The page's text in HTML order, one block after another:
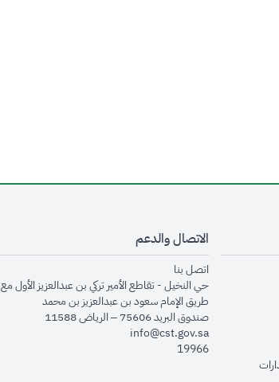
opens
opens in new window
الاتصال والدعم
اتصل بنا
حي النخيل - تقاطع الأمير تركي بن عبدالعزيز الأول مع
طريق الإمام سعود بن عبدالعزيز بن محمد
صندوق البريد 75606 – الرياض 11588
info@cst.gov.sa
19966